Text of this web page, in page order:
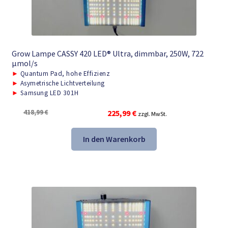
Grow Lampe CASSY 420 LED® Ultra, dimmbar, 250W, 722
μmol/s
► Quantum Pad, hohe Effizienz
► Asymetrische Lichtverteilung
► Samsung LED 301H
418,99€
Ursprünglicher
war:
418,99 €
225,99€Aktueller
ist:
225,99 €.
zzgl. MwSt.
In den Warenkorb